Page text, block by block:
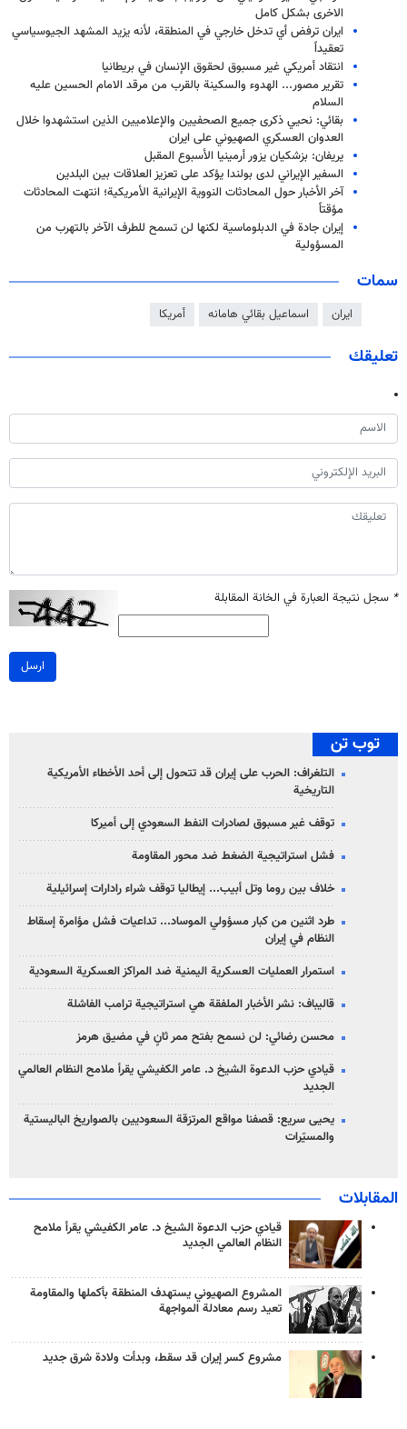
الاخرى بشكل كامل
ايران ترفض أي تدخل خارجي في المنطقة، لأنه يزيد المشهد الجيوسياسي
تعقيداً
انتقاد أمريكي غير مسبوق لحقوق الإنسان في بريطانيا
تقرير مصور... الهدوء والسكينة بالقرب من مرقد الامام الحسين عليه
السلام
بقائي: نحيي ذكرى جميع الصحفيين والإعلاميين الذين استشهدوا خلال
العدوان العسكري الصهيوني على ايران
يريفان: بزشكيان يزور أرمينيا الأسبوع المقبل
السفير الإيراني لدى بولندا يؤكد على تعزيز العلاقات بين البلدين
آخر الأخبار حول المحادثات النووية الإيرانية الأمريكية؛ انتهت المحادثات
مؤقتاً
إيران جادة في الدبلوماسية لكنها لن تسمح للطرف الآخر بالتهرب من
المسؤولية
سمات
ايران اسماعيل بقائي هامانه أمريكا
تعليقك
* سجل نتيجة العبارة في الخانة المقابلة
ارسل
توب تن
التلغراف: الحرب على إيران قد تتحول إلى أحد الأخطاء الأمريكية
التاريخية
توقف غير مسبوق لصادرات النفط السعودي إلى أميركا
فشل استراتيجية الضغط ضد محور المقاومة
خلاف بين روما وتل أبيب... إيطاليا توقف شراء رادارات إسرائيلية
طرد اثنين من كبار مسؤولي الموساد... تداعيات فشل مؤامرة إسقاط
النظام في إيران
استمرار العمليات العسكرية اليمنية ضد المراكز العسكرية السعودية
قاليباف: نشر الأخبار الملفقة هي استراتيجية ترامب الفاشلة
محسن رضائي: لن نسمح بفتح ممر ثانٍ في مضيق هرمز
قيادي حزب الدعوة الشيخ د. عامر الكفيشي يقرأ ملامح النظام العالمي
الجديد
يحيى سريع: قصفنا مواقع المرتزقة السعوديين بالصواريخ الباليستية
والمسيّرات
المقابلات
قيادي حزب الدعوة الشيخ د. عامر الكفيشي يقرأ ملامح
النظام العالمي الجديد
المشروع الصهيوني يستهدف المنطقة بأكملها والمقاومة
تعيد رسم معادلة المواجهة
مشروع كسر إيران قد سقط، وبدأت ولادة شرق جديد